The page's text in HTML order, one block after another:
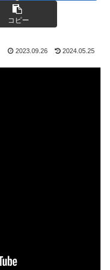
コピー
2023.09.26 2024.05.25